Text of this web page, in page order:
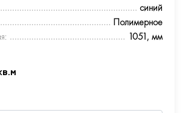
синий
Полимерное
1051, мм